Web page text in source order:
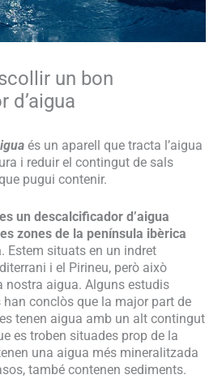
un bon
d’aigua
és un aparell que tracta l’aigua
i reduir el contingut de sals
pugui contenir.
un descalcificador d’aigua
zones de la península ibèrica
. Estem situats en un indret
i el Pirineu, però això
nostra aigua. Alguns estudis
conclòs que la major part de
tenen aigua amb un alt contingut
es troben situades prop de la
una aigua més mineralitzada
també contenen sediments.